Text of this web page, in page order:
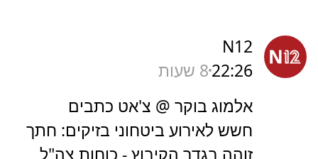
N12
22:268 שעות
אלמוג בוקר @ צ'אט כתבים
חשש לאירוע ביטחוני בזיקים: חתך
זוהה בגדר הקיבוץ - כוחות צה"ל